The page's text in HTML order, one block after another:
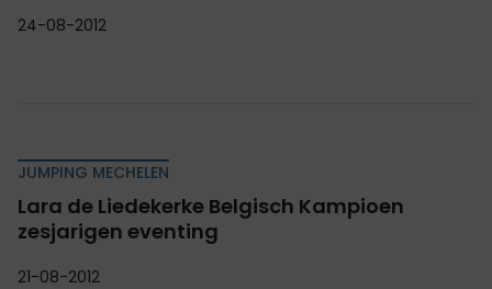
24-08-2012
JUMPING MECHELEN
Lara de Liedekerke Belgisch Kampioen
zesjarigen eventing
21-08-2012